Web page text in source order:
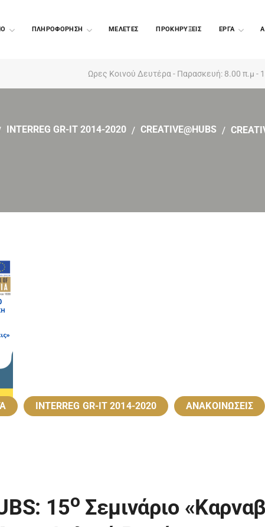
ΠΛΗΡΟΦΟΡΗΣΗ ΜΕΛΕΤΕΣ ΠΡΟΚΗΡΥΞΕΙΣ EΡΓΑ
Ωρες Κοινού Δευτέρα - Παρασκευή: 8.00 π.μ -
INTERREG GR-IT 2014-2020 CREATIVE@HUBS
INTERREG GR-IT 2014-2020 ΑΝΑΚΟΙΝΩΣΕΙΣ
15ο Σεμινάριο